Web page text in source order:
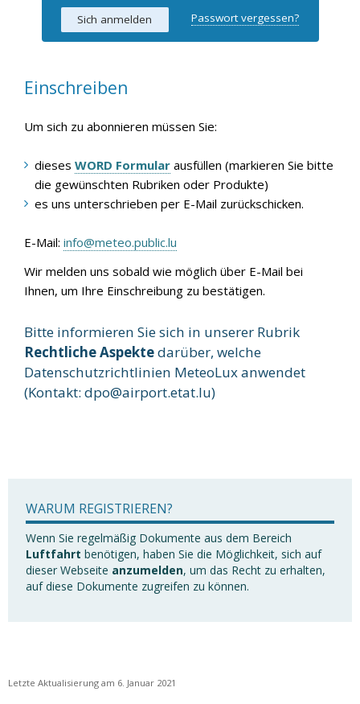
Passwort vergessen?
Einschreiben
Um sich zu abonnieren müssen Sie:
dieses WORD Formular ausfüllen (markieren Sie bitte
die gewünschten Rubriken oder Produkte)
es uns unterschrieben per E-Mail zurückschicken.
E-Mail: info@meteo.public.lu
Wir melden uns sobald wie möglich über E-Mail bei
Ihnen, um Ihre Einschreibung zu bestätigen.
Bitte informieren Sie sich in unserer Rubrik
Rechtliche Aspektedarüber, welche
Datenschutzrichtlinien MeteoLux anwendet
(Kontakt: dpo@airport.etat.lu)
WARUM REGISTRIEREN?
Wenn Sie regelmäßig Dokumente aus dem Bereich
Luftfahrt benötigen, haben Sie die Möglichkeit, sich auf
dieser Webseite anzumelden, um das Recht zu erhalten,
auf diese Dokumente zugreifen zu können.
Letzte Aktualisierung am 6. Januar 2021